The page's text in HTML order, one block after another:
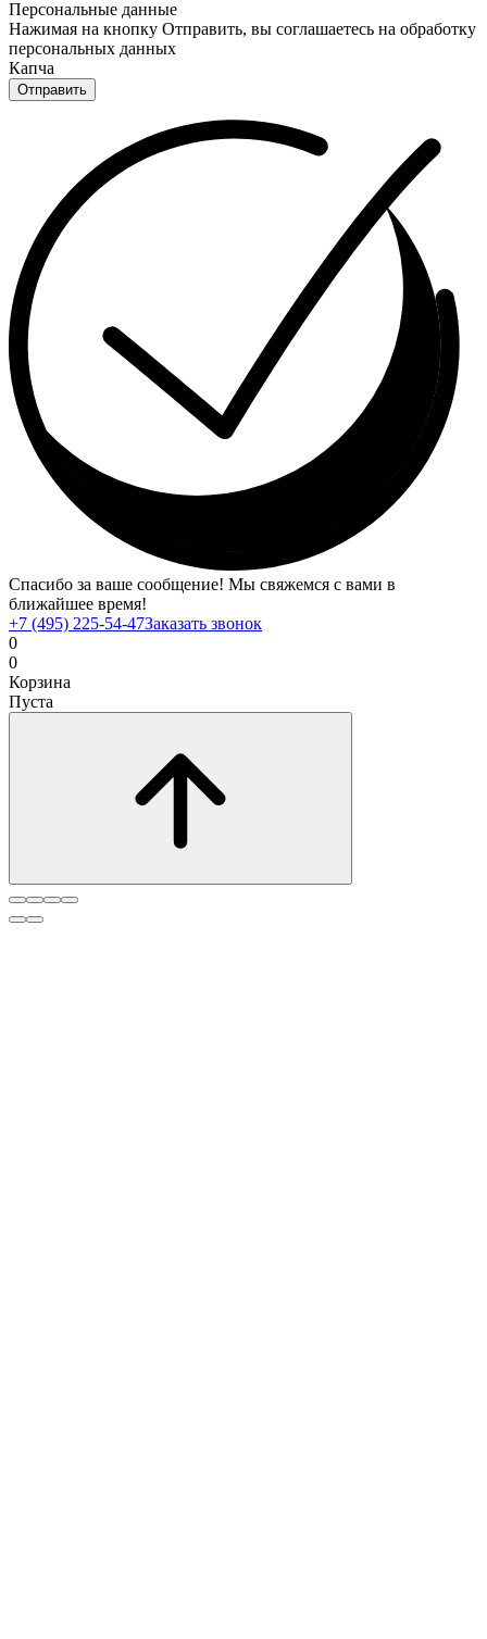
Персональные данные
Нажимая на кнопку Отправить, вы соглашаетесь на обработку
персональных данных
Капча
Отправить
Спасибо за ваше сообщение! Мы свяжемся с вами в
ближайшее время!
+7 (495) 225-54-47Заказать звонок
0
0
Корзина
Пуста